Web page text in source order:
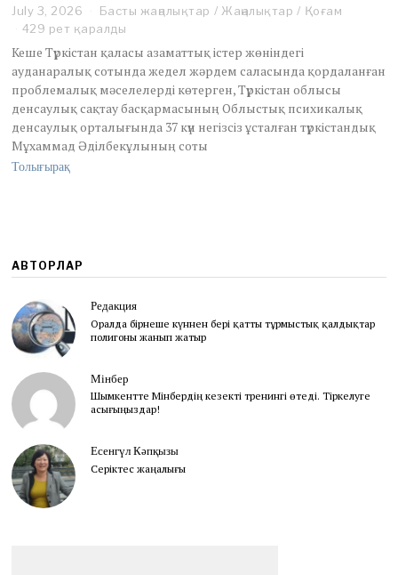
July 3, 2026
u
y
1
4
,
2
0
2
Басты жаңалықтар / Жаңалықтар / Қоғам
429 рет қаралды
Кеше Түркістан қаласы азаматтық істер жөніндегі
ауданаралық сотында жедел жәрдем саласында қордаланған
проблемалық мәселелерді көтерген, Түркістан облысы
денсаулық сақтау басқармасының Облыстық психикалық
денсаулық орталығында 37 күн негізсіз ұсталған түркістандық
Мұхаммад Әділбекұлының соты
Толығырақ
АВТОРЛАР
Редакция
Оралда бірнеше күннен бері қатты тұрмыстық қалдықтар
полигоны жанып жатыр
Мінбер
Шымкентте Мінбердің кезекті тренингі өтеді. Тіркелуге
асығыңыздар!
Есенгүл Кәпқызы
Серіктес жаңалығы